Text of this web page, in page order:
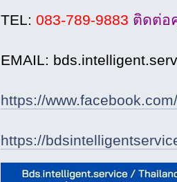
TEL: 083-789-9883 ติดต่อ
EMAIL:
https://
https://